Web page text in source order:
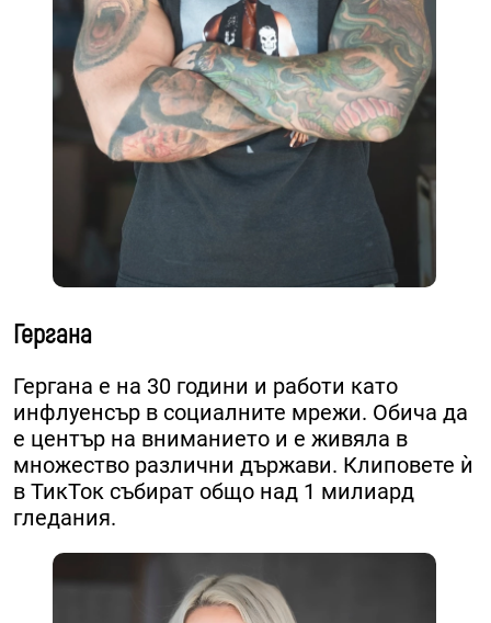
Гергана
Гергана е на 30 години и работи като
инфлуенсър в социалните мрежи. ​Обича да
е център на вниманието и е живяла в
множество различни държави. ​Клиповете ѝ
в ТикТок събират общо над 1 милиард
гледания.